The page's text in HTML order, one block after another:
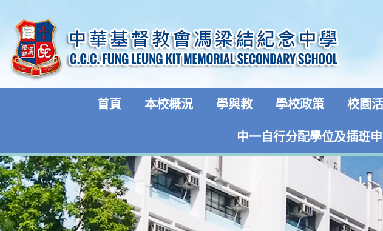
首頁 本校概況 學與教 學校政策 校園
中一自行分配學位及插班